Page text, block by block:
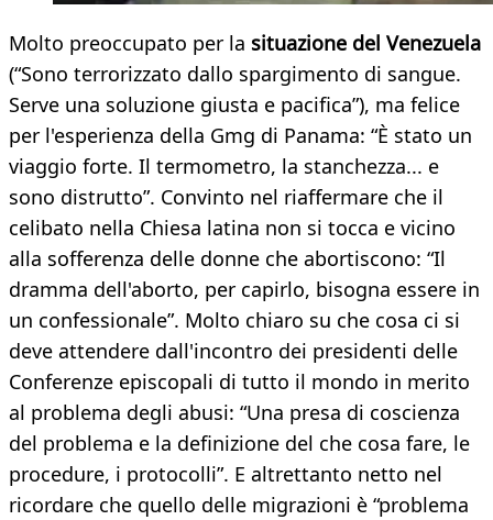
Molto preoccupato per la situazione del Venezuela
(“Sono terrorizzato dallo spargimento di sangue.
Serve una soluzione giusta e pacifica”), ma felice
per l'esperienza della Gmg di Panama: “È stato un
viaggio forte. Il termometro, la stanchezza... e
sono distrutto”. Convinto nel riaffermare che il
celibato nella Chiesa latina non si tocca e vicino
alla sofferenza delle donne che abortiscono: “Il
dramma dell'aborto, per capirlo, bisogna essere in
un confessionale”. Molto chiaro su che cosa ci si
deve attendere dall'incontro dei presidenti delle
Conferenze episcopali di tutto il mondo in merito
al problema degli abusi: “Una presa di coscienza
del problema e la definizione del che cosa fare, le
procedure, i protocolli”. E altrettanto netto nel
ricordare che quello delle migrazioni è “problema